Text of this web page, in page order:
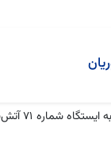
بامداد جمعه